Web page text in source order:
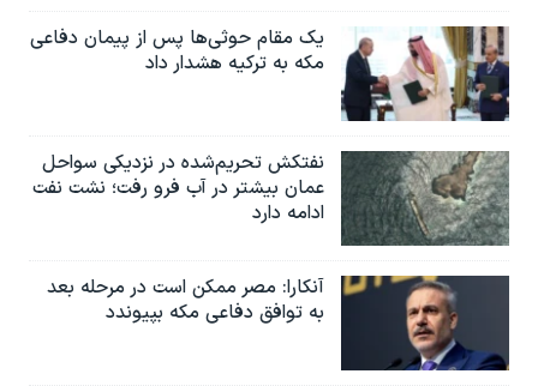
یک مقام حوثی‌ها پس از پیمان دفاعی
مکه به ترکیه هشدار داد
نفتکش تحریم‌شده در نزدیکی سواحل
عمان بیشتر در آب فرو رفت؛ نشت نفت
ادامه دارد
آنکارا: مصر ممکن است در مرحله بعد
به توافق دفاعی مکه بپیوندد